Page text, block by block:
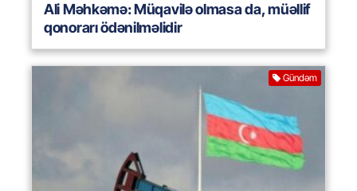
Ali Məhkəmə: Müqavilə olmasa da, müəllif
qonorarı ödənilməlidir
Gündəm